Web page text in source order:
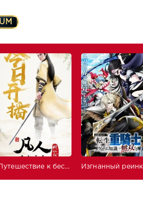
Путешествие к бессмертию